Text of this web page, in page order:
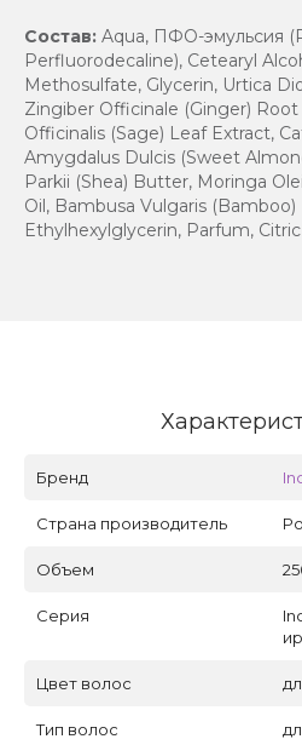
Состав: Aqua, ПФО-эмульсия
Perfluorodecaline), Cetearyl
Methosulfate, Glycerin, Urtica
Zingiber Officinale (Ginger) Root
Officinalis (Sage) Leaf Extract,
Amygdalus Dulcis (Sweet
Parkii (Shea) Butter, Moringa
Oil, Bambusa Vulgaris
Ethylhexylglycerin, Parfum,
Бренд
Страна производитель
Объем
Серия
Цвет волос
Тип волос